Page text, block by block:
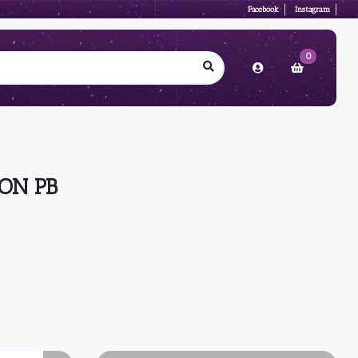
Facebook Instagram
0
PB